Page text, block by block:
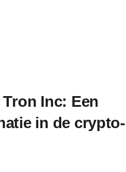
Inc: Een
in de crypto-